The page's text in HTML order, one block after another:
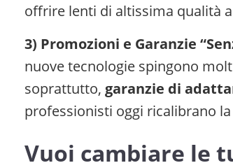
offrire lenti di altissima qualità
3) Promozioni e Garanzie
nuove tecnologie spingono
soprattutto, garanzie di
professionisti oggi ricalibrano
Vuoi cambiare le